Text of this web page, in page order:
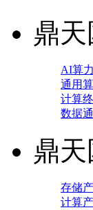
鼎
AI算
通用
计算
数据
鼎
存储
计算